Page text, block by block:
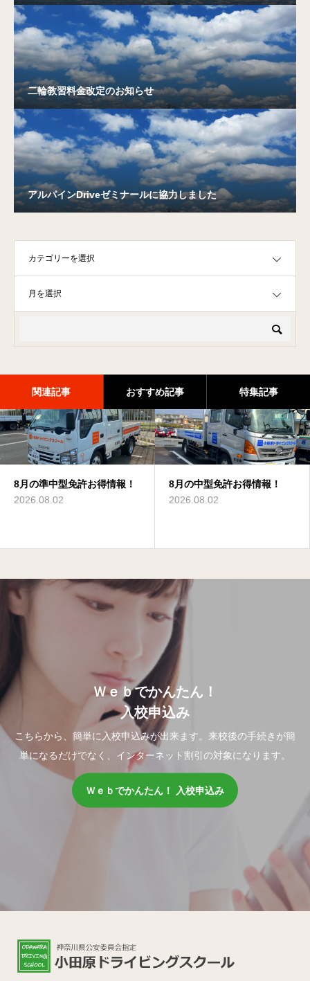
二輪教習料金改定のお知らせ
アルパインDriveゼミナールに協力しました
関連記事 おすすめ記事 特集記事
8月の準中型免許お得情報！
2026.08.02
8月の中型免許お得情報！
2026.08.02
8月のけん引免許お得情報！
2026.08.02
8月の大型二種免許お得情
報！
8月の大型特殊免許お得情
報！
8月の普通免許お得情報！
2026.08.02
Ｗｅｂでかんたん！
入校申込み
こちらから、簡単に入校申込みが出来ます。来校後の手続きが簡
単になるだけでなく、インターネット割引の対象になります。
Ｗｅｂでかんたん！ 入校申込み